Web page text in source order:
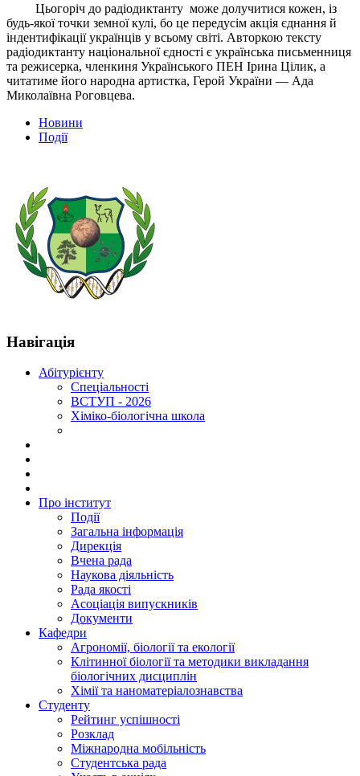
Цьогоріч до радіодиктанту може долучитися кожен, із
будь-якої точки земної кулі, бо це передусім акція єднання й
індентифікації українців у всьому світі. Авторкою тексту
радіодиктанту національної єдності є українська письменниця
та режисерка, членкиня Українського ПЕН Ірина Цілик, а
читатиме його народна артистка, Герой України — Ада
Миколаївна Роговцева.
Новини
Події
Навігація
Абітурієнту
Спеціальності
ВСТУП - 2026
Хіміко-біологічна школа
Про інститут
Події
Загальна інформація
Дирекція
Вчена рада
Наукова діяльність
Рада якості
Асоціація випускників
Документи
Кафедри
Агрономії, біології та екології
Клітинної біології та методики викладання
біологічних дисциплін
Хімії та наноматеріалознавства
Студенту
Рейтинг успішності
Розклад
Міжнародна мобільність
Студентська рада